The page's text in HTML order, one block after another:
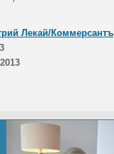
Лекай/Коммерсантъ